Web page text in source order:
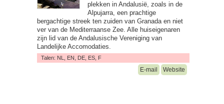
plekken in Andalusië, zoals in de
Alpujarra, een prachtige
bergachtige streek ten zuiden van Granada en niet
ver van de Mediterraanse Zee. Alle huiseigenaren
zijn lid van de Andalusische Vereniging van
Landelijke Accomodaties.
Talen: NL, EN, DE, ES, F
E-mail Website